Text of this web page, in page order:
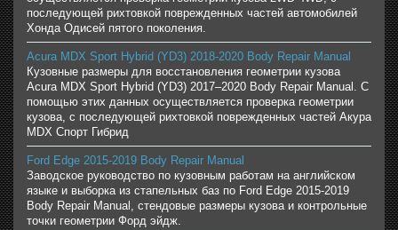
последующей рихтовкой поврежденных частей автомобилей
Хонда Одисей пятого поколения.
Acura MDX Sport Hybrid (YD3) 2018-2020 Body Repair Manual
Кузовные размеры для восстановления геометрии кузова
Acura MDX Sport Hybrid (YD3) 2017–2020 Body Repair Manual. С
помощью этих данных осуществляется проверка геометрии
кузова, с последующей рихтовкой поврежденных частей Акура
MDX Спорт Гибрид
Ford Edge 2015-2019 Body Repair Manual
Заводское руководство по кузовным работам на английском
языке и выборка из стапельных баз по Ford Edge 2015-2019
Body Repair Manual, стендовые размеры кузова и контрольные
точки геометрии Форд эйдж.